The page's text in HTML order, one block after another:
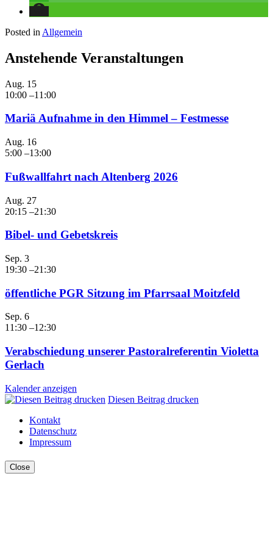
Posted in Allgemein
Anstehende Veranstaltungen
Aug. 15
10:00 –11:00
Mariä Aufnahme in den Himmel – Festmesse
Aug. 16
5:00 –13:00
Fußwallfahrt nach Altenberg 2026
Aug. 27
20:15 –21:30
Bibel- und Gebetskreis
Sep. 3
19:30 –21:30
öffentliche PGR Sitzung im Pfarrsaal Moitzfeld
Sep. 6
11:30 –12:30
Verabschiedung unserer Pastoralreferentin Violetta
Gerlach
Kalender anzeigen
Diesen Beitrag drucken
Kontakt
Datenschutz
Impressum
Close